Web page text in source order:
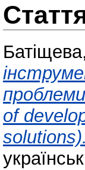
of
solutions).